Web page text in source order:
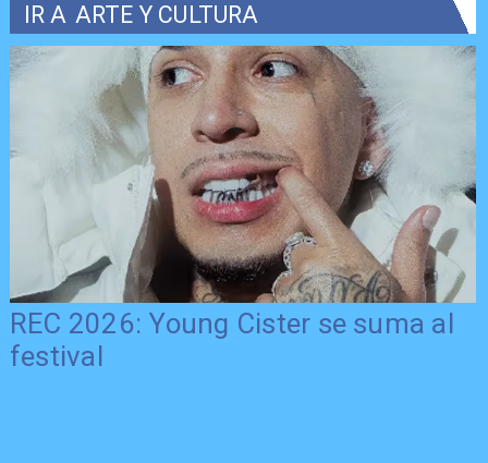
IR A ARTE Y CULTURA
REC 2026: Young Cister se suma al
festival